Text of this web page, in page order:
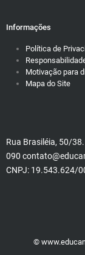
Informações
Política de
Motivação para
Mapa do Site
Rua Brasiléia, 50/
090
CNPJ: 19.543.624/
©